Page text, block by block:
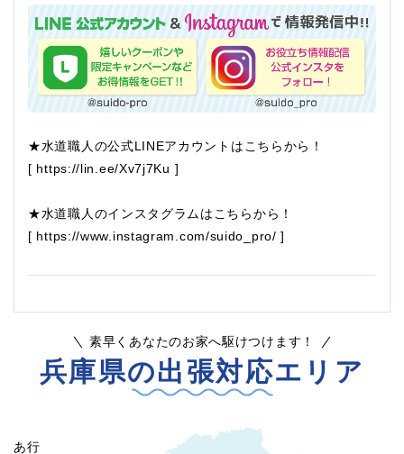
★水道職人の公式LINEアカウントはこちらから！
[ https://lin.ee/Xv7j7Ku ]
★水道職人のインスタグラムはこちらから！
[ https://www.instagram.com/suido_pro/ ]
素早くあなたのお家へ駆けつけます！
兵庫県の出張対応エリア
あ行